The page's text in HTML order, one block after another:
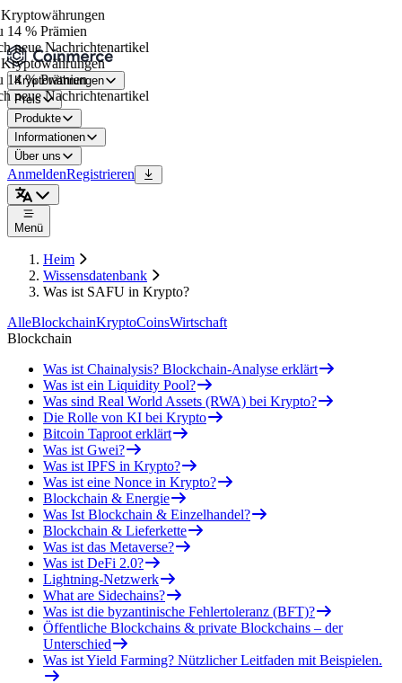
% Prämien
neue Nachrichtenartikel
% Prämien
neue Nachrichtenartikel
Kryptowährungen
Preis
Produkte
Informationen
Über uns
AnmeldenRegistrieren
Menü
Heim
Wissensdatenbank
Was ist SAFU in Krypto?
AlleBlockchainKryptoCoinsWirtschaft
Blockchain
Was ist Chainalysis? Blockchain-Analyse erklärt
Was ist ein Liquidity Pool?
Was sind Real World Assets (RWA) bei Krypto?
Die Rolle von KI bei Krypto
Bitcoin Taproot erklärt
Was ist Gwei?
Was ist IPFS in Krypto?
Was ist eine Nonce in Krypto?
Blockchain & Energie
Was Ist Blockchain & Einzelhandel?
Blockchain & Lieferkette
Was ist das Metaverse?
Was ist DeFi 2.0?
Lightning-Netzwerk
What are Sidechains?
Was ist die byzantinische Fehlertoleranz (BFT)?
Öffentliche Blockchains & private Blockchains – der
Unterschied
Was ist Yield Farming? Nützlicher Leitfaden mit Beispielen.